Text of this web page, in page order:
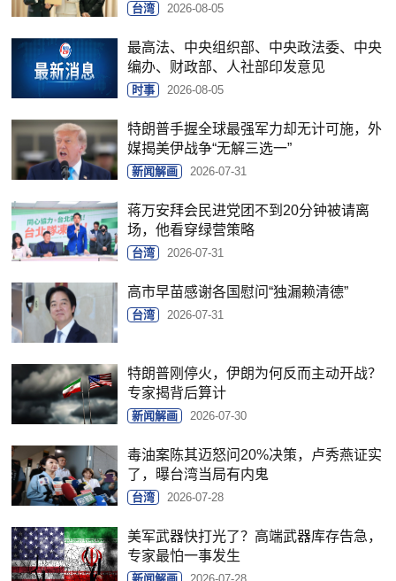
台湾 2026-08-05
最高法、中央组织部、中央政法委、中央
编办、财政部、人社部印发意见
时事 2026-08-05
特朗普手握全球最强军力却无计可施，外
媒揭美伊战争“无解三选一”
新闻解画 2026-07-31
蒋万安拜会民进党团不到20分钟被请离
场，他看穿绿营策略
台湾 2026-07-31
高市早苗感谢各国慰问“独漏赖清德”
台湾 2026-07-31
特朗普刚停火，伊朗为何反而主动开战？
专家揭背后算计
新闻解画 2026-07-30
毒油案陈其迈怒问20%决策，卢秀燕证实
了，曝台湾当局有内鬼
台湾 2026-07-28
美军武器快打光了？高端武器库存告急，
专家最怕一事发生